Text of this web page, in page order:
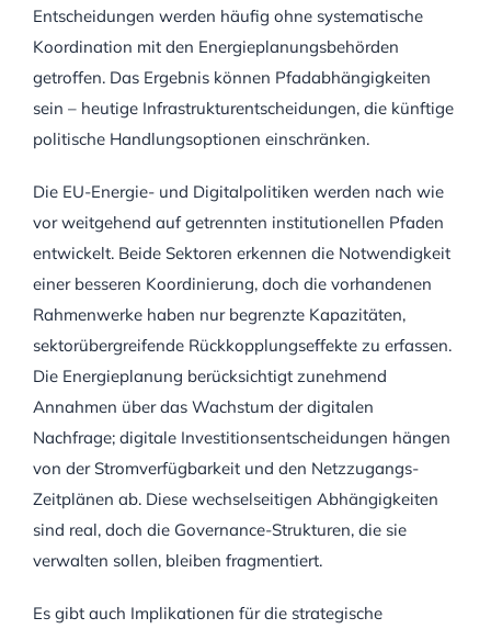
Entscheidungen werden häufig ohne systematische
Koordination mit den Energieplanungsbehörden
getroffen. Das Ergebnis können Pfadabhängigkeiten
sein – heutige Infrastrukturentscheidungen, die künftige
politische Handlungsoptionen einschränken.
Die EU-Energie- und Digitalpolitiken werden nach wie
vor weitgehend auf getrennten institutionellen Pfaden
entwickelt. Beide Sektoren erkennen die Notwendigkeit
einer besseren Koordinierung, doch die vorhandenen
Rahmenwerke haben nur begrenzte Kapazitäten,
sektorübergreifende Rückkopplungseffekte zu erfassen.
Die Energieplanung berücksichtigt zunehmend
Annahmen über das Wachstum der digitalen
Nachfrage; digitale Investitionsentscheidungen hängen
von der Stromverfügbarkeit und den Netzzugangs-
Zeitplänen ab. Diese wechselseitigen Abhängigkeiten
sind real, doch die Governance-Strukturen, die sie
verwalten sollen, bleiben fragmentiert.
Es gibt auch Implikationen für die strategische